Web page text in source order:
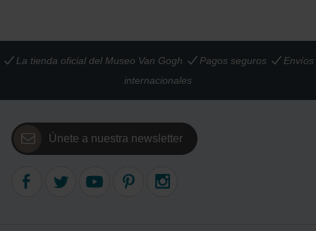
La tienda oficial del Museo Van Gogh Pagos seguros
Envíos
internacionales
Únete a nuestra newsletter